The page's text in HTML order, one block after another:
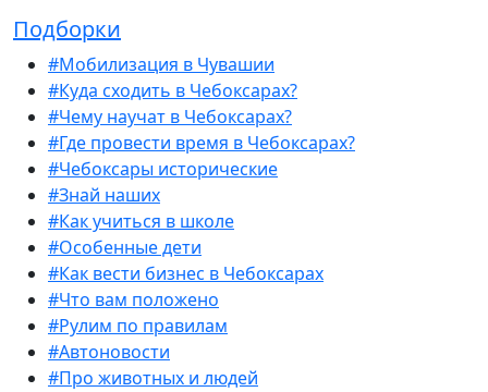
Подборки
#Мобилизация в Чувашии
#Куда сходить в Чебоксарах?
#Чему научат в Чебоксарах?
#Где провести время в Чебоксарах?
#Чебоксары исторические
#Знай наших
#Как учиться в школе
#Особенные дети
#Как вести бизнес в Чебоксарах
#Что вам положено
#Рулим по правилам
#Автоновости
#Про животных и людей